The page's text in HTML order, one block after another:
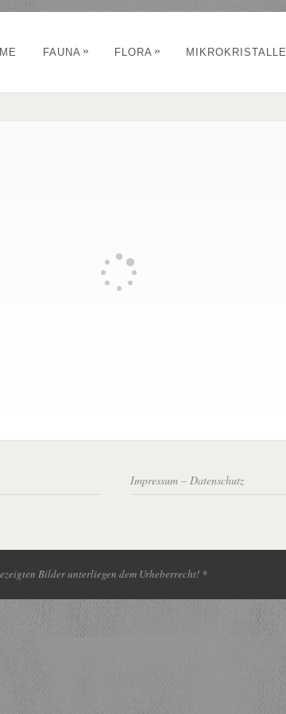
FAUNA » FLORA » MIKROKRISTALLE
Impressum – Datenschutz
Bilder unterliegen dem Urheberrecht! *